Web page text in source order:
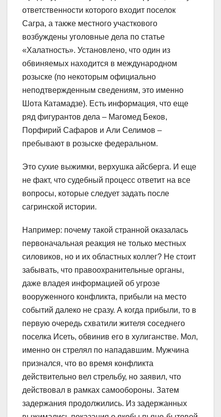
ответственности которого входит поселок
Сагра, а также местного участкового
возбуждены уголовные дела по статье
«Халатность». Установлено, что один из
обвиняемых находится в международном
розыске (по некоторым официально
неподтвержденным сведениям, это именно
Шота Катамадзе). Есть информация, что еще
ряд фигурантов дела – Магомед Беков,
Порфирий Сафаров и Али Селимов –
пребывают в розыске федеральном.
Это сухие выжимки, верхушка айсберга. И еще
не факт, что судебный процесс ответит на все
вопросы, которые следует задать после
сагринской истории.
Например: почему такой странной оказалась
первоначальная реакция не только местных
силовиков, но и их областных коллег? Не стоит
забывать, что правоохранительные органы,
даже владея информацией об угрозе
вооруженного конфликта, прибыли на место
событий далеко не сразу. А когда прибыли, то в
первую очередь схватили жителя соседнего
поселка Исеть, обвинив его в хулиганстве. Мол,
именно он стрелял по нападавшим. Мужчина
признался, что во время конфликта
действительно вел стрельбу, но заявил, что
действовал в рамках самообороны. Затем
задержания продолжились. Из задержанных